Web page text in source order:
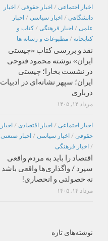
اخبار اجتماعی / اخبار حقوقی / اخبار
دانشگاهی / اخبار سیاسی / اخبار
علمی / اخبار فرهنگی / کتاب و
کتابخانه / مطبوعات و رسانه ها
نقد و بررسی کتاب «چیستی
ایران» نوشته محمود فتوحی
در نشست بخارا؛ چیستی
ایران؛ سپهر نشانه‌ای در ادبیات
درباری
مرداد ۱۴, ۱۴۰۵
اخبار اجتماعی / اخبار اقتصادی / اخبار
حقوقی / اخبار سیاسی / اخبار صنعتی
/ اخبار فرهنگی
اقتصاد را باید به مردم واقعی
سپرد / واگذاری‌ها واقعی باشد
نه خصولتی و انحصاری!
مرداد ۱۴, ۱۴۰۵
نوشته‌های تازه